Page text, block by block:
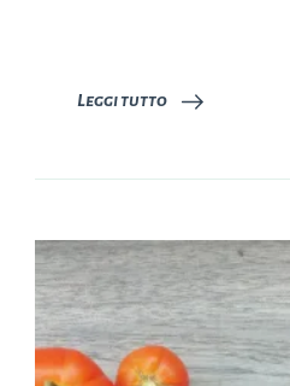
Leggi tutto